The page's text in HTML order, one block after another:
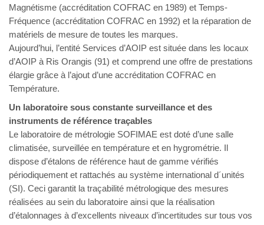
Magnétisme (accréditation COFRAC en 1989) et Temps-
Fréquence (accréditation COFRAC en 1992) et la réparation de
matériels de mesure de toutes les marques.
Aujourd’hui, l’entité Services d’AOIP est située dans les locaux
d’AOIP à Ris Orangis (91) et comprend une offre de prestations
élargie grâce à l’ajout d’une accréditation COFRAC en
Température.
Un laboratoire sous constante surveillance et des
instruments de référence traçables
Le laboratoire de métrologie SOFIMAE est doté d’une salle
climatisée, surveillée en température et en hygrométrie. Il
dispose d’étalons de référence haut de gamme vérifiés
périodiquement et rattachés au système international d´unités
(SI). Ceci garantit la traçabilité métrologique des mesures
réalisées au sein du laboratoire ainsi que la réalisation
d’étalonnages à d’excellents niveaux d’incertitudes sur tous vos